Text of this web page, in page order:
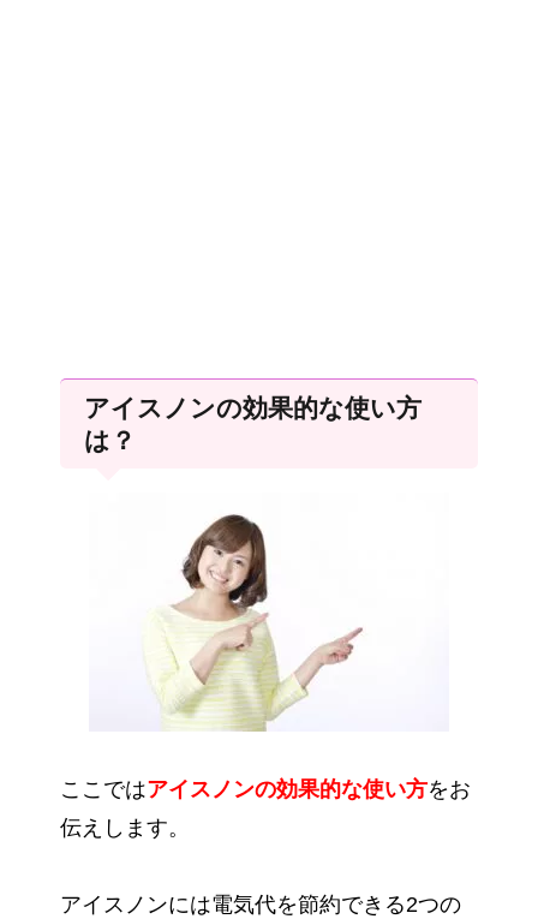
アイスノンの効果的な使い方
は？
ここではアイスノンの効果的な使い方をお
伝えします。
アイスノンには電気代を節約できる2つの